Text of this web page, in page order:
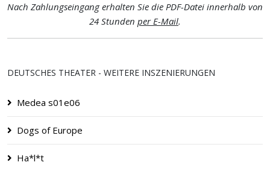
Nach Zahlungseingang erhalten Sie die PDF-Datei innerhalb von
24 Stunden per E-Mail.
DEUTSCHES THEATER - WEITERE INSZENIERUNGEN
Medea s01e06
Dogs of Europe
Ha*l*t